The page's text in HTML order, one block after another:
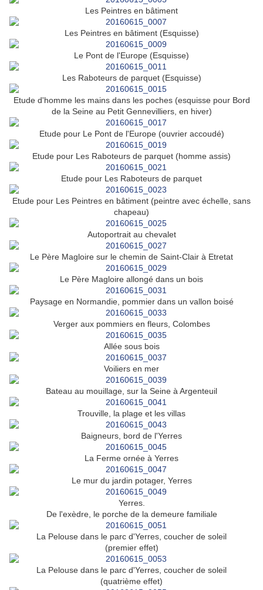
Les Peintres en bâtiment
Les Peintres en bâtiment (Esquisse)
Le Pont de l'Europe (Esquisse)
Les Raboteurs de parquet (Esquisse)
Etude d'homme les mains dans les poches (esquisse pour Bord
de la Seine au Petit Gennevilliers, en hiver)
Etude pour Le Pont de l'Europe (ouvrier accoudé)
Etude pour Les Raboteurs de parquet (homme assis)
Etude pour Les Raboteurs de parquet
Etude pour Les Peintres en bâtiment (peintre avec échelle, sans
chapeau)
Autoportrait au chevalet
Le Père Magloire sur le chemin de Saint-Clair à Etretat
Le Père Magloire allongé dans un bois
Paysage en Normandie, pommier dans un vallon boisé
Verger aux pommiers en fleurs, Colombes
Allée sous bois
Voiliers en mer
Bateau au mouillage, sur la Seine à Argenteuil
Trouville, la plage et les villas
Baigneurs, bord de l'Yerres
La Ferme ornée à Yerres
Le mur du jardin potager, Yerres
Yerres.
De l'exèdre, le porche de la demeure familiale
La Pelouse dans le parc d'Yerres, coucher de soleil
(premier effet)
La Pelouse dans le parc d'Yerres, coucher de soleil
(quatrième effet)